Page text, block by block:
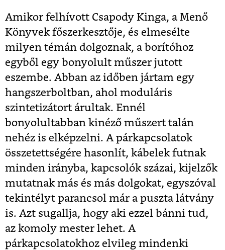
Amikor felhívott Csapody Kinga, a Menő
Könyvek főszerkesztője, és elmesélte
milyen témán dolgoznak, a borítóhoz
egyből egy bonyolult műszer jutott
eszembe. Abban az időben jártam egy
hangszerboltban, ahol moduláris
szintetizátort árultak. Ennél
bonyolultabban kinéző műszert talán
nehéz is elképzelni. A párkapcsolatok
összetettségére hasonlít, kábelek futnak
minden irányba, kapcsolók százai, kijelzők
mutatnak más és más dolgokat, egyszóval
tekintélyt parancsol már a puszta látvány
is. Azt sugallja, hogy aki ezzel bánni tud,
az komoly mester lehet. A
párkapcsolatokhoz elvileg mindenki